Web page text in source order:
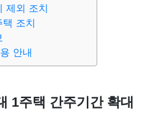
의료
교통
제외 조치
조치
안내
1주택 간주기간 확대